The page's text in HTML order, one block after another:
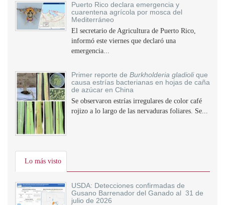
Puerto Rico declara emergencia y
cuarentena agrícola por mosca del
Mediterráneo
El secretario de Agricultura de Puerto Rico,
informó este viernes que declaró una
emergencia...
Primer reporte de Burkholderia gladiolique
causa estrías bacterianas en hojas de caña
de azúcar en China
Se observaron estrías irregulares de color café
rojizo a lo largo de las nervaduras foliares. Se...
Lo más visto
USDA: Detecciones confirmadas de
Gusano Barrenador del Ganado al 31 de
julio de 2026